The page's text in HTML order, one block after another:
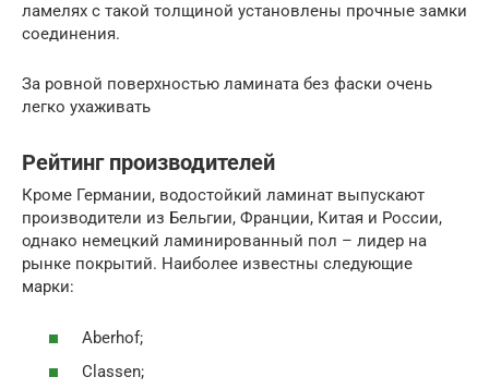
ламелях с такой толщиной установлены прочные замки
соединения.
За ровной поверхностью ламината без фаски очень
легко ухаживать
Рейтинг производителей
Кроме Германии, водостойкий ламинат выпускают
производители из Бельгии, Франции, Китая и России,
однако немецкий ламинированный пол – лидер на
рынке покрытий. Наиболее известны следующие
марки:
Aberhof;
Classen;